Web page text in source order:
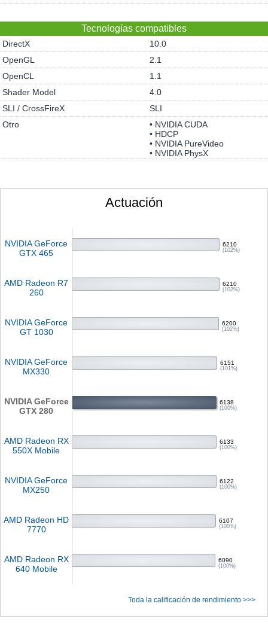
Tecnologías compatibles
DirectX
10.0
OpenGL
2.1
OpenCL
1.1
Shader Model
4.0
SLI / CrossFireX
SLI
Otro
• NVIDIA CUDA
• HDCP
• NVIDIA PureVideo
• NVIDIA PhysX
Actuación
NVIDIA GeForce
GTX 465
6210
(102%)
AMD Radeon R7
260
6210
(102%)
NVIDIA GeForce
GT 1030
6200
(102%)
NVIDIA GeForce
MX330
6151
(101%)
NVIDIA GeForce
GTX 280
6138
(100%)
AMD Radeon RX
550X Mobile
6133
(100%)
NVIDIA GeForce
MX250
6122
(100%)
AMD Radeon HD
7770
6107
(100%)
AMD Radeon RX
640 Mobile
6090
(100%)
Toda la calificación de rendimiento >>>